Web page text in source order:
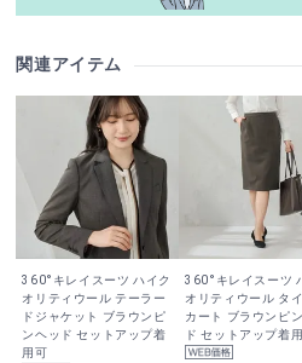
関連アイテム
360°キレイスーツ ハイク
オリティウール テーラー
ドジャケット ブラウンピ
ンヘッド セットアップ着
用可
360°キレイスーツ
オリティウール タ
カート ブラウンピ
ド セットアップ着